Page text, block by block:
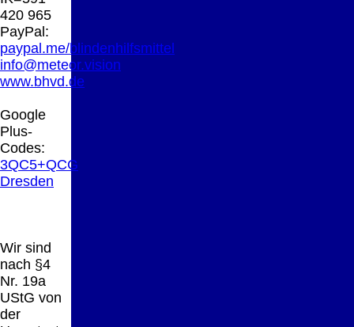
420 965
PayPal:
paypal.me/blindenhilfsmittel
info@meteor.vision
www.bhvd.de
Google
Plus-
Codes:
3QC5+QCG
Dresden
Wir sind
nach §4
Nr. 19a
UStG von
der